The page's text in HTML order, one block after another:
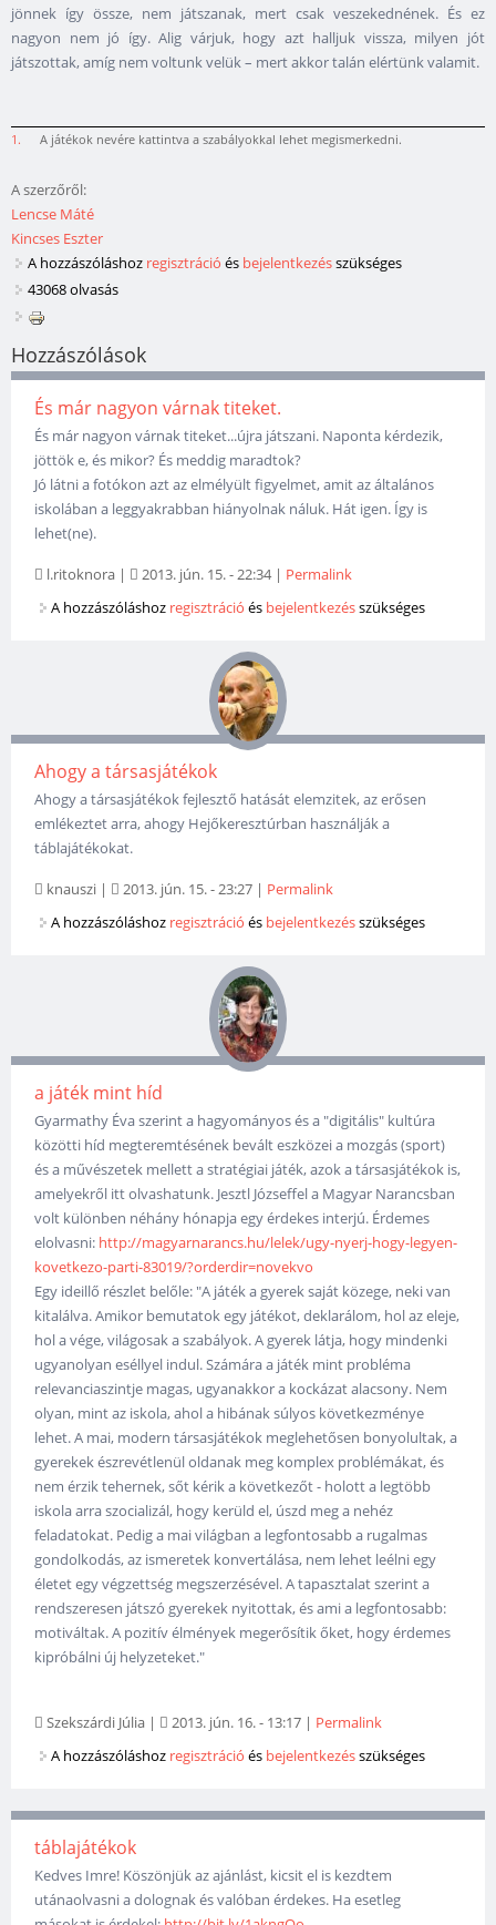
jönnek így össze, nem játszanak, mert csak veszekednének. És ez
nagyon nem jó így. Alig várjuk, hogy azt halljuk vissza, milyen jót
játszottak, amíg nem voltunk velük – mert akkor talán elértünk valamit.
1. A játékok nevére kattintva a szabályokkal lehet megismerkedni.
A szerzőről:
Lencse Máté
Kincses Eszter
A hozzászóláshoz regisztráció és bejelentkezésszükséges
43068 olvasás
Hozzászólások
És már nagyon várnak titeket.
És már nagyon várnak titeket...újra játszani. Naponta kérdezik,
jöttök e, és mikor? És meddig maradtok?
Jó látni a fotókon azt az elmélyült figyelmet, amit az általános
iskolában a leggyakrabban hiányolnak náluk. Hát igen. Így is
lehet(ne).
l.ritoknora | 2013. jún. 15. - 22:34| Permalink
A hozzászóláshoz regisztráció és bejelentkezésszükséges
Ahogy a társasjátékok
Ahogy a társasjátékok fejlesztő hatását elemzitek, az erősen
emlékeztet arra, ahogy Hejőkeresztúrban használják a
táblajátékokat.
knauszi | 2013. jún. 15. - 23:27 | Permalink
A hozzászóláshoz regisztráció és bejelentkezésszükséges
a játék mint híd
Gyarmathy Éva szerint a hagyományos és a "digitális" kultúra
közötti híd megteremtésének bevált eszközei a mozgás (sport)
és a művészetek mellett a stratégiai játék, azok a társasjátékok is,
amelyekről itt olvashatunk. Jesztl Józseffel a Magyar Narancsban
volt különben néhány hónapja egy érdekes interjú. Érdemes
elolvasni: http://magyarnarancs.hu/lelek/ugy-nyerj-hogy-legyen-
kovetkezo-parti-83019/?orderdir=novekvo
Egy ideillő részlet belőle: "A játék a gyerek saját közege, neki van
kitalálva. Amikor bemutatok egy játékot, deklarálom, hol az eleje,
hol a vége, világosak a szabályok. A gyerek látja, hogy mindenki
ugyanolyan eséllyel indul. Számára a játék mint probléma
relevanciaszintje magas, ugyanakkor a kockázat alacsony. Nem
olyan, mint az iskola, ahol a hibának súlyos következménye
lehet. A mai, modern társasjátékok meglehetősen bonyolultak, a
gyerekek észrevétlenül oldanak meg komplex problémákat, és
nem érzik tehernek, sőt kérik a következőt - holott a legtöbb
iskola arra szocializál, hogy kerüld el, úszd meg a nehéz
feladatokat. Pedig a mai világban a legfontosabb a rugalmas
gondolkodás, az ismeretek konvertálása, nem lehet leélni egy
életet egy végzettség megszerzésével. A tapasztalat szerint a
rendszeresen játszó gyerekek nyitottak, és ami a legfontosabb:
motiváltak. A pozitív élmények megerősítik őket, hogy érdemes
kipróbálni új helyzeteket."
Szekszárdi Júlia | 2013. jún. 16. - 13:17 | Permalink
A hozzászóláshoz regisztráció és bejelentkezésszükséges
táblajátékok
Kedves Imre! Köszönjük az ajánlást, kicsit el is kezdtem
utánaolvasni a dolognak és valóban érdekes. Ha esetleg